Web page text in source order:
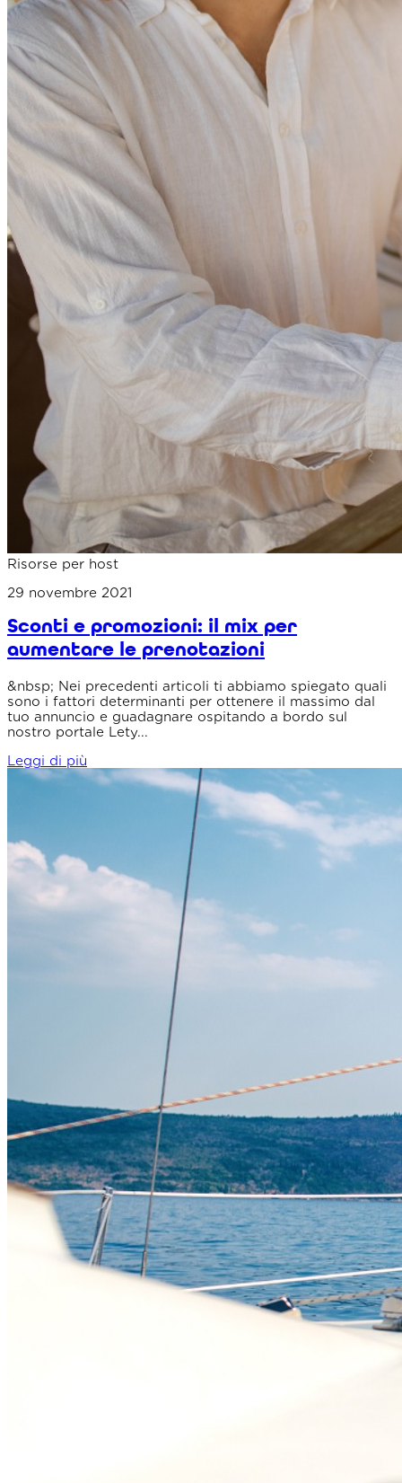
Risorse per host
29 novembre 2021
Sconti e promozioni: il mix per
aumentare le prenotazioni
&nbsp; Nei precedenti articoli ti abbiamo spiegato quali
sono i fattori determinanti per ottenere il massimo dal
tuo annuncio e guadagnare ospitando a bordo sul
nostro portale Lety...
Leggi di più